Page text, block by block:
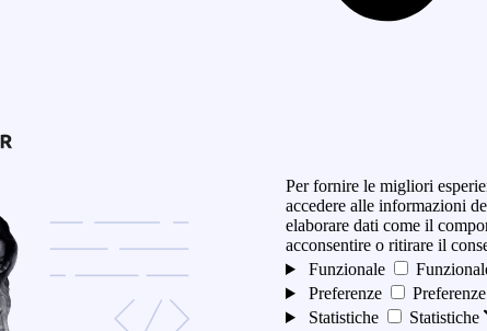
Per fornire le migliori
accedere alle informazioni
elaborare dati come il
acconsentire o ritirare il
Funzionale
Preferenze
Preferenze
Statistiche
Statistiche